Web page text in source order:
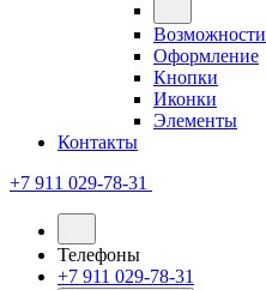
Возможности
Оформление
Кнопки
Иконки
Элементы
Контакты
+7 911 029-78-31
Телефоны
+7 911 029-78-31